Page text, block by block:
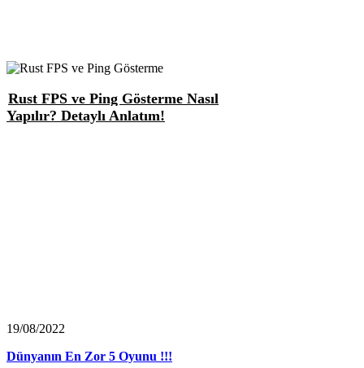
Rust FPS ve Ping Gösterme Nasıl
Yapılır? Detaylı Anlatım!
19/08/2022
Dünyanın En Zor 5 Oyunu !!!